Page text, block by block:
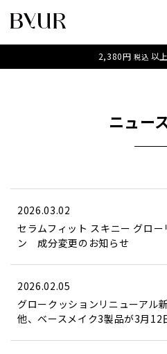
2,380円税込 以
ニュー
2026.03.02
セラムフィット スキニー グロ
ン 成分変更のお知らせ
2026.02.05
グロークッションリニューアル
他、ベースメイク3製品が3月12